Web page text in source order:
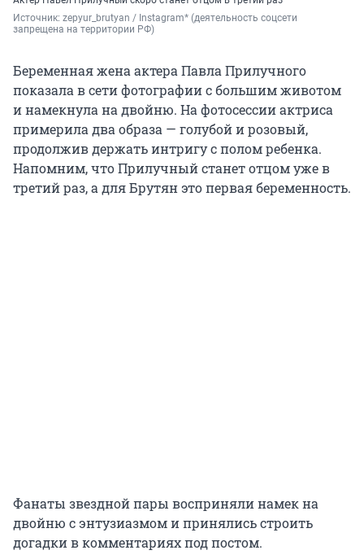
Источник: zepyur_brutyan / Instagram* (деятельность соцсети
запрещена на территории РФ)
Беременная жена актера Павла Прилучного
показала в сети фотографии с большим животом
и намекнула на двойню. На фотосессии актриса
примерила два образа — голубой и розовый,
продолжив держать интригу с полом ребенка.
Напомним, что Прилучный станет отцом уже в
третий раз, а для Брутян это первая беременность.
Фанаты звездной пары восприняли намек на
двойню с энтузиазмом и принялись строить
догадки в комментариях под постом.